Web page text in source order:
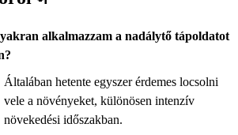
alkalmazzam a nadálytő tápoldatot
Általában hetente egyszer érdemes locsolni
vele a növényeket, különösen intenzív
növekedési időszakban.